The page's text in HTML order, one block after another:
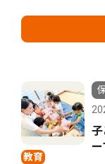
教育
ー